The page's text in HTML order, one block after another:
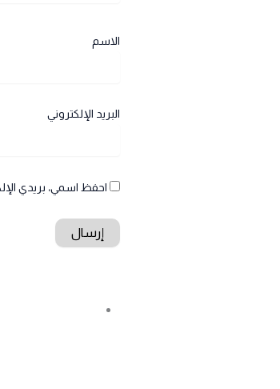
الاسم
البريد الإلكتروني
احفظ اسمي، بريدي